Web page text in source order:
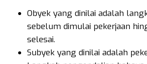
Obyek yang dinilai adalah
sebelum dimulai pekerjaan
selesai.
Subyek yang dinilai adalah